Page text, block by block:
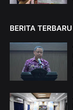
BERITA TERBARU